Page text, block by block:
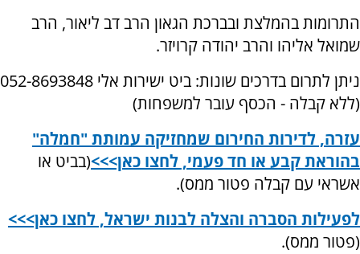
התרומות בהמלצת ובברכת הגאון הרב דב ליאור, הרב
שמואל אליהו והרב יהודה קרויזר.
ניתן לתרום בדרכים שונות: ביט ישירות אלי 052-8693848
(ללא קבלה - הכסף עובר למשפחות)
עזרה, לדירות החירום שמחזיקה עמותת "חמלה"
בהוראת קבע או חד פעמי, לחצו כאן>>>(בביט או
אשראי עם קבלה פטור ממס).
לפעילות הסברה והצלה לבנות ישראל, לחצו כאן>>>
(פטור ממס).